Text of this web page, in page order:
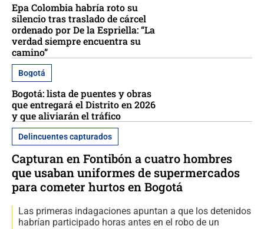
Epa Colombia habría roto su
silencio tras traslado de cárcel
ordenado por De la Espriella: “La
verdad siempre encuentra su
camino”
Bogotá
Bogotá: lista de puentes y obras
que entregará el Distrito en 2026
y que aliviarán el tráfico
Delincuentes capturados
Capturan en Fontibón a cuatro hombres
que usaban uniformes de supermercados
para cometer hurtos en Bogotá
Las primeras indagaciones apuntan a que los detenidos
habrían participado horas antes en el robo de un